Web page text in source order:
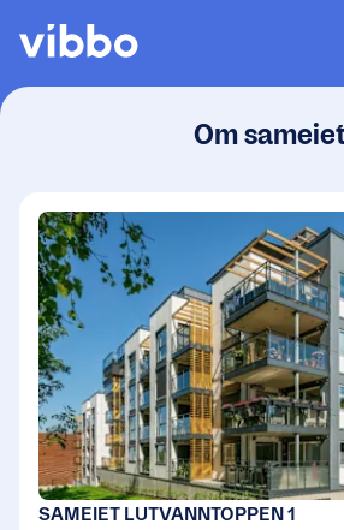
Om
SAMEIET LUTVANNTOPPEN 1